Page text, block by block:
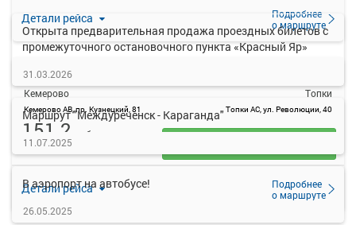
Детали рейса
Подробнее
о маршруте
06:30
Кемерово
Кемерово АВ, пр. Кузнецкий, 81
Топки
Топки АС, ул. Революции, 40
Детали рейса
Подробнее
о маршруте
151.2
руб.
54 свободных мест
Открыта предварительная продажа проездных билетов с
промежуточного остановочного пункта «Красный Яр»
31.03.2026
Маршрут "Междуреченск - Караганда"
11.07.2025
В аэропорт на автобусе!
26.05.2025